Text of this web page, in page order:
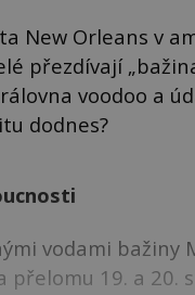
New Orleans v
přezdívají
voodoo a
dodnes?
vodami bažiny
přelomu 19. a